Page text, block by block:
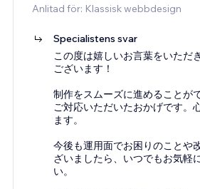
Anlitad för: Klassisk webbdesign
Specialistens svar
この度は嬉しいお言葉をいただ
ございます！
制作をスムーズに進めることが
ご対応いただいたおかげです。
ます。
今後も運用面でお困りのことや
ざいましたら、いつでもお気軽
い。